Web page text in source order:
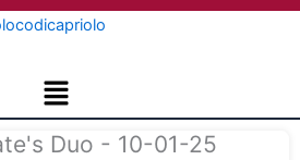
Menu
Duo - 10-01-25